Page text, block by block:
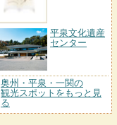
平泉文化遺産
センター
奥州・平泉・一関の
観光スポットをもっと見
る